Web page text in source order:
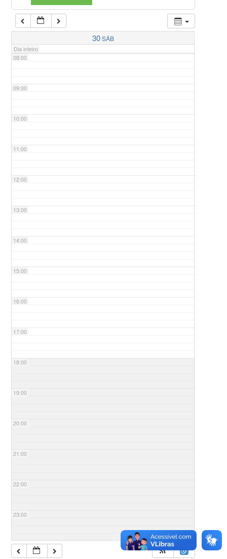
30SÁB
Dia inteiro
07:00
08:00
09:00
10:00
11:00
12:00
13:00
14:00
15:00
16:00
17:00
18:00
19:00
20:00
21:00
22:00
23:00